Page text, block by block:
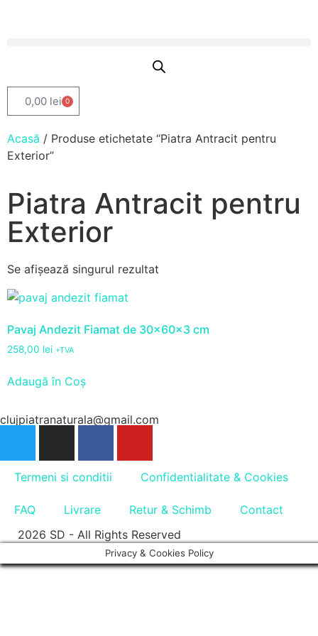
0,00 lei 0
Acasă / Produse etichetate “Piatra Antracit pentru
Exterior”
Piatra Antracit pentru
Exterior
Se afișează singurul rezultat
Pavaj Andezit Fiamat de 30x60x3 cm
258,00 lei +TVA
Adaugă în Coș
clujpiatranaturala@gmail.com
2026 SD - All Rights Reserved
Termeni si conditii Confidentialitate & Cookies
FAQ Livrare Retur & Schimb Contact
Privacy & Cookies Policy